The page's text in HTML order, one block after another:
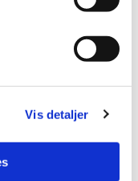
Vis detaljer
til dig
(mandag er